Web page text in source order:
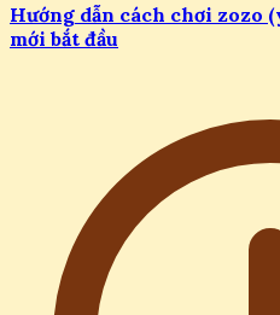
Hướng dẫn cách chơi zozo
mới bắt đầu